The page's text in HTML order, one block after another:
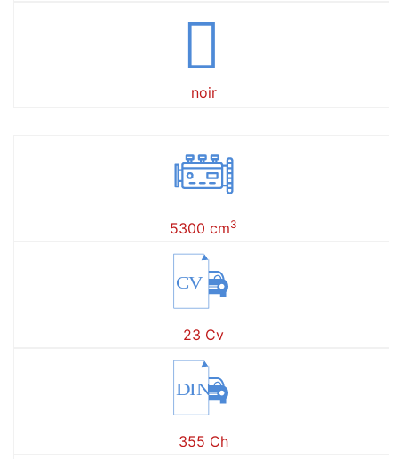
noir
5300 cm3
CV
23 Cv
DIN
355 Ch